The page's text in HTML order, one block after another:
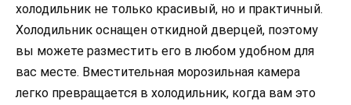
холодильник не только красивый, но и практичный.
Холодильник оснащен откидной дверцей, поэтому
вы можете разместить его в любом удобном для
вас месте. Вместительная морозильная камера
легко превращается в холодильник, когда вам это